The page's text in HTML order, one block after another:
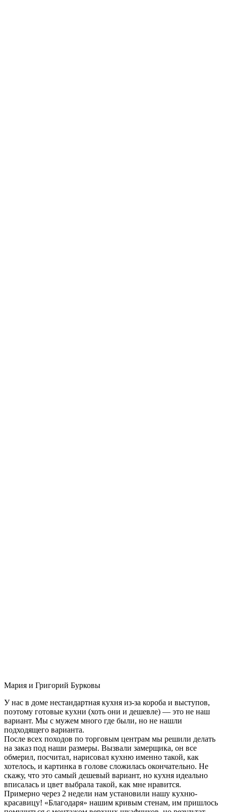
Мария и Григорий Бурковы
У нас в доме нестандартная кухня из-за короба и выступов,
поэтому готовые кухни (хоть они и дешевле) — это не наш
вариант. Мы с мужем много где были, но не нашли
подходящего варианта.
После всех походов по торговым центрам мы решили делать
на заказ под наши размеры. Вызвали замерщика, он все
обмерил, посчитал, нарисовал кухню именно такой, как
хотелось, и картинка в голове сложилась окончательно. Не
скажу, что это самый дешевый вариант, но кухня идеально
вписалась и цвет выбрала такой, как мне нравится.
Примерно через 2 недели нам установили нашу кухню-
красавицу! «Благодаря» нашим кривым стенам, им пришлось